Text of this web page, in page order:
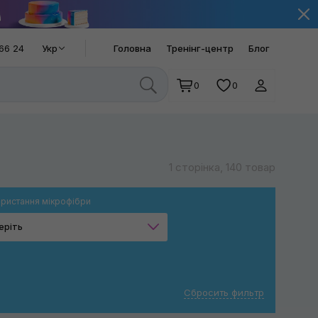
24 Укр Головна Тренінг-центр Блог
0 0
1 сторінка, 140 товар
мікрофібри
Сбросить фильтр